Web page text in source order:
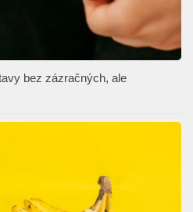
bez zázračných, ale